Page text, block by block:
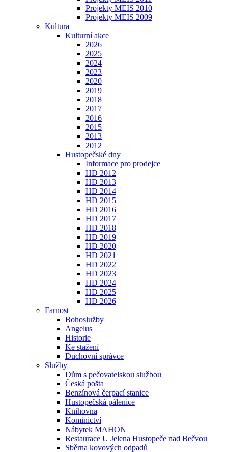
Projekty MEIS 2010
Projekty MEIS 2009
Kultura
Kulturní akce
2026
2025
2024
2023
2020
2019
2018
2017
2016
2015
2013
2012
Hustopečské dny
Informace pro prodejce
HD 2012
HD 2013
HD 2014
HD 2015
HD 2016
HD 2017
HD 2018
HD 2019
HD 2020
HD 2021
HD 2022
HD 2023
HD 2024
HD 2025
HD 2026
Farnost
Bohoslužby
Angelus
Historie
Ke stažení
Duchovní správce
Služby
Dům s pečovatelskou službou
Česká pošta
Benzínová čerpací stanice
Hustopečská pálenice
Knihovna
Kominictví
Nábytek MAHON
Restaurace U Jelena Hustopeče nad Bečvou
Sběrna kovových odpadů